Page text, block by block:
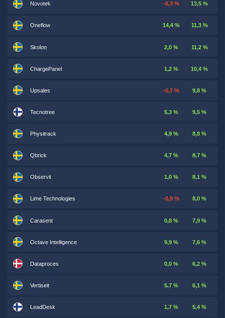
Novotek -6,3 % 13,5 %
Oneflow 14,4 % 11,3 %
Skolon 2,0 % 11,2 %
ChargePanel 1,2 % 10,4 %
Upsales -0,7 % 9,8 %
Tecnotree 5,3 % 9,5 %
Physitrack 4,9 % 8,8 %
Qbrick 4,7 % 8,7 %
Observit 1,0 % 8,1 %
Lime Technologies -0,9 % 8,0 %
Carasent 0,8 % 7,9 %
Octave Intelligence 9,9 % 7,6 %
Dataproces 0,0 % 6,2 %
Vertiseit 5,7 % 6,1 %
LeadDesk 1,7 % 5,4 %